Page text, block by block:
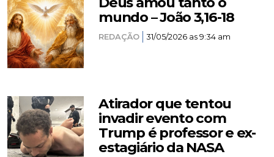
mundo – João 3,16-18
REDAÇÃO 31/05/2026 as 9:34 am
Atirador que tentou
invadir evento com
Trump é professor e ex-
estagiário da NASA